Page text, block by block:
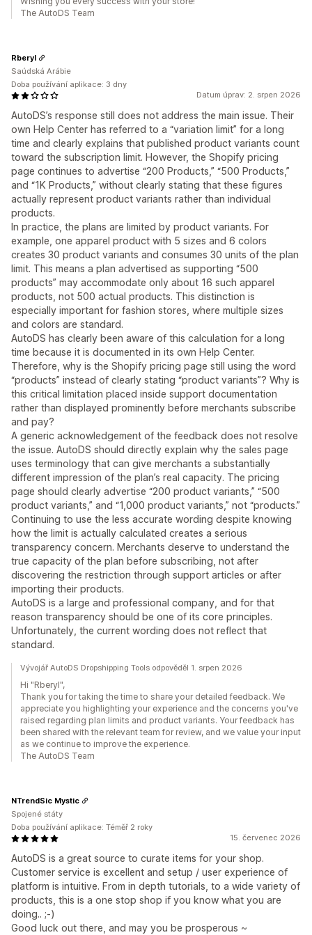
The AutoDS Team
Datum úprav: 2. srpen 2026
AutoDS’s response still does not address the main issue. Their
own Help Center has referred to a “variation limit” for a long
time and clearly explains that published product variants count
toward the subscription limit. However, the Shopify pricing
page continues to advertise “200 Products,” “500 Products,”
and “1K Products,” without clearly stating that these figures
actually represent product variants rather than individual
products.
In practice, the plans are limited by product variants. For
example, one apparel product with 5 sizes and 6 colors
creates 30 product variants and consumes 30 units of the plan
limit. This means a plan advertised as supporting “500
products” may accommodate only about 16 such apparel
products, not 500 actual products. This distinction is
especially important for fashion stores, where multiple sizes
and colors are standard.
AutoDS has clearly been aware of this calculation for a long
time because it is documented in its own Help Center.
Therefore, why is the Shopify pricing page still using the word
“products” instead of clearly stating “product variants”? Why is
this critical limitation placed inside support documentation
rather than displayed prominently before merchants subscribe
and pay?
A generic acknowledgement of the feedback does not resolve
the issue. AutoDS should directly explain why the sales page
uses terminology that can give merchants a substantially
different impression of the plan’s real capacity. The pricing
page should clearly advertise “200 product variants,” “500
product variants,” and “1,000 product variants,” not “products.”
Continuing to use the less accurate wording despite knowing
how the limit is actually calculated creates a serious
transparency concern. Merchants deserve to understand the
true capacity of the plan before subscribing, not after
discovering the restriction through support articles or after
importing their products.
AutoDS is a large and professional company, and for that
reason transparency should be one of its core principles.
Unfortunately, the current wording does not reflect that
standard.
Rberyl
Saúdská Arábie
Doba používání aplikace: 3 dny
Vývojář AutoDS Dropshipping Tools odpověděl 1. srpen 2026
Hi "Rberyl",
Thank you for taking the time to share your detailed feedback. We
appreciate you highlighting your experience and the concerns you've
raised regarding plan limits and product variants. Your feedback has
been shared with the relevant team for review, and we value your input
as we continue to improve the experience.
The AutoDS Team
15. červenec 2026
AutoDS is a great source to curate items for your shop.
Customer service is excellent and setup / user experience of
platform is intuitive. From in depth tutorials, to a wide variety of
products, this is a one stop shop if you know what you are
doing.. ;-)
Good luck out there, and may you be prosperous ~
NTrendSic Mystic
Spojené státy
Doba používání aplikace: Téměř 2 roky